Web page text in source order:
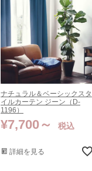
ナチュラル＆ベーシックスタ
イルカーテン ジーン（D-
1196）
¥7,700 税込
詳細を見る